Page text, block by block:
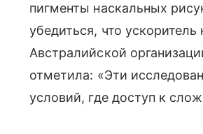
пигменты наскальных
убедиться, что
Австралийской
отметила: «Эти
условий, где доступ к